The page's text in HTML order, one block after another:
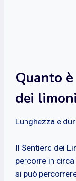
Quanto
dei
Lunghezza e
Il Sentiero dei
percorre in
si può